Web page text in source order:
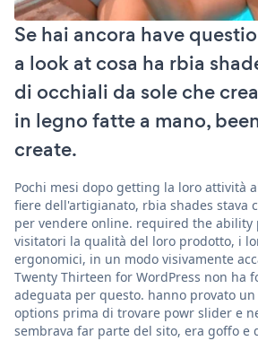
Se hai ancora have
a look at cosa ha rbia
di occhiali da sole che
in legno fatte a mano,
create.
Pochi mesi dopo getting la loro attività
fiere dell'artigianato, rbia shades stava
per vendere online. required the ability
visitatori la qualità del loro prodotto, i
ergonomici, in un modo visivamente
Twenty Thirteen for WordPress non ha
adeguata per questo. hanno provato
options prima di trovare powr slider e
sembrava far parte del sito, era goffo e